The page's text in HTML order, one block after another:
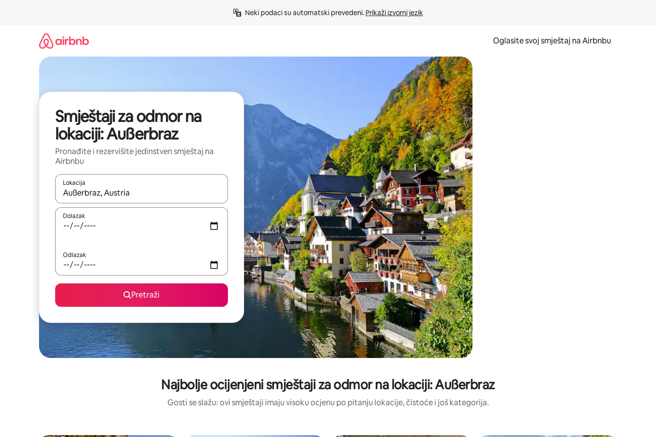
Neki podaci su automatski prevedeni. Prikaži izvorni jezik
Oglasite svoj smještaj na Airbnbu
Smještaji za odmor na
lokaciji: Außerbraz
Pronađite i rezervišite jedinstven smještaj na
Airbnbu
Lokacija
Kad rezultati budu dostupni, krećite se gore i dolje pomoću strelica ili ih pregledajte dodirom ili povlačenjem prsta.
Dolazak
Odlazak
Pretraži
Najbolje ocijenjeni smještaji za odmor na lokaciji: Außerbraz
Gosti se slažu: ovi smještaji imaju visoku ocjenu po pitanju lokacije, čistoće i još kategorija.